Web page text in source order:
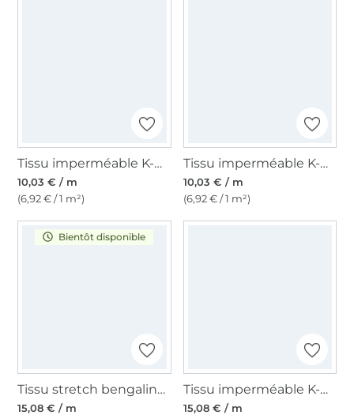
Tissu imperméable K-way léger Uni, vieux vert
10,03 € / m
(6,92 € / 1 m²)
Tissu imperméable K-way léger Uni, marine
10,03 € / m
(6,92 € / 1 m²)
Bientôt disponible
Tissu stretch bengaline déperlant, bleu foncé
15,08 € / m
Tissu imperméable K-way uni, gris foncé
15,08 € / m